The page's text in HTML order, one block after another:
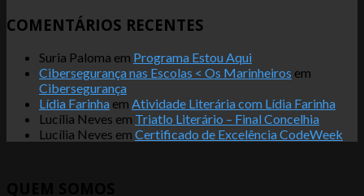
COMENTÁRIOS RECENTES
Suria Paloma em Programa Estou Aqui
Cibersegurança nas Escolas < Os Marinheiros em
Cibersegurança
Lídia Farinha em Atividade Literária com Lídia Farinha
Lucília Neves em Triatlo Literário – Final Concelhia
Lucília Neves em Certificado de Excelência CodeWeek